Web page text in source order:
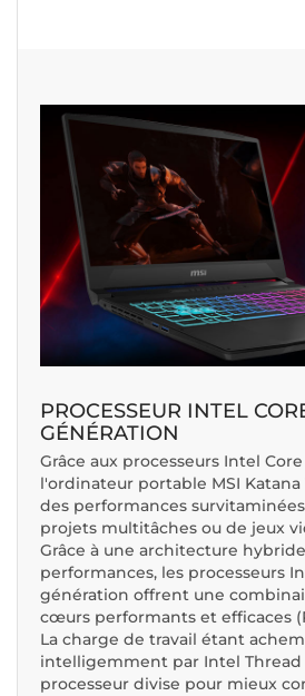
PROCESSEUR INTEL
GÉNÉRATION
Grâce aux processeurs Intel
l'ordinateur portable MSI Katana
des performances
projets multitâches ou de jeux
Grâce à une architecture
performances, les processeurs
génération offrent une
cœurs performants et efficaces
La charge de travail étant
intelligemment par Intel Thread
processeur divise pour mieux